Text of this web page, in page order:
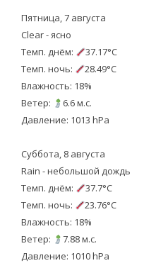
Пятница, 7 августа
Clear - ясно
Темп. днём:
37.17°C
Темп. ночь:
28.49°C
Влажность: 18%
Ветер:
6.6 м.с.
Давление: 1013 hPa
Суббота, 8 августа
Rain - небольшой дождь
Темп. днём:
37.7°C
Темп. ночь:
23.76°C
Влажность: 18%
Ветер:
7.88 м.с.
Давление: 1010 hPa